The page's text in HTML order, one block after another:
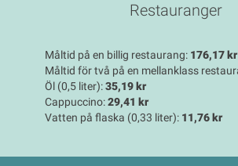
Restauranger
Måltid på en billig restaurang: 176,17 kr
Måltid för två på en mellanklass
Öl (0,5 liter):35,19 kr
Cappuccino:29,41 kr
Vatten på flaska (0,33 liter): 11,76 kr